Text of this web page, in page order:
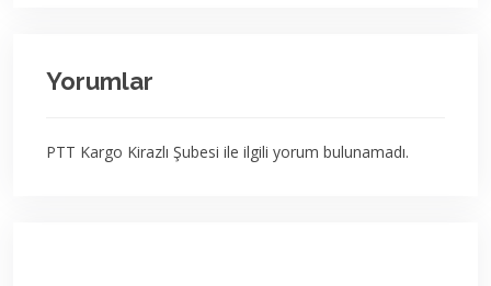
Yorumlar
PTT Kargo Kirazlı Şubesi ile ilgili yorum bulunamadı.